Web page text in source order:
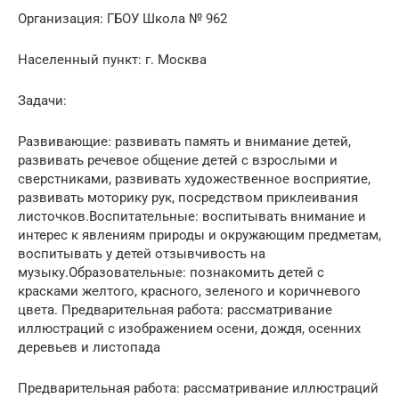
Организация: ГБОУ Школа № 962
Населенный пункт: г. Москва
Задачи:
Развивающие: развивать память и внимание детей,
развивать речевое общение детей с взрослыми и
сверстниками, развивать художественное восприятие,
развивать моторику рук, посредством приклеивания
листочков.Воспитательные: воспитывать внимание и
интерес к явлениям природы и окружающим предметам,
воспитывать у детей отзывчивость на
музыку.Образовательные: познакомить детей с
красками желтого, красного, зеленого и коричневого
цвета. Предварительная работа: рассматривание
иллюстраций с изображением осени, дождя, осенних
деревьев и листопада
Предварительная работа: рассматривание иллюстраций